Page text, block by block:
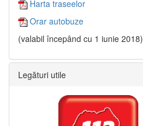
Harta traseelor
Orar autobuze
(valabil începând cu 1 iunie 2018)
Legături utile